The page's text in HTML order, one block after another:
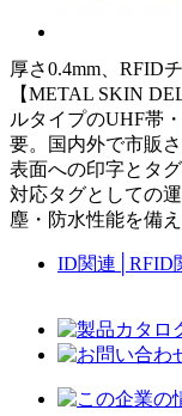
厚さ0.4mm、RFID
【METAL SKIN
ルタイプのUHF帯
要。国内外で市販
表面への印字とタ
対応タグとしての
塵・防水性能を備
ID関連 RFID